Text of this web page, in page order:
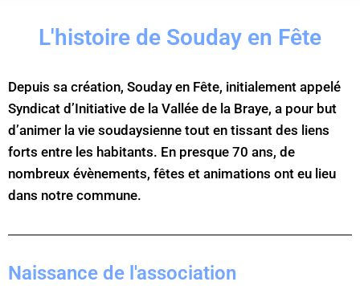
L'histoire de Souday en Fête
Depuis sa création, Souday en Fête, initialement appelé
Syndicat d’Initiative de la Vallée de la Braye, a pour but
d’animer la vie soudaysienne tout en tissant des liens
forts entre les habitants. En presque 70 ans, de
nombreux évènements, fêtes et animations ont eu lieu
dans notre commune.
Naissance de l'association